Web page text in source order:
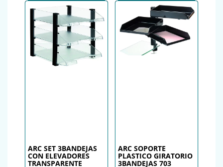
ARC SET 3BANDEJAS
CON ELEVADORES
TRANSPARENTE
ARC SOPORTE
PLASTICO GIRATORIO
3BANDEJAS 703